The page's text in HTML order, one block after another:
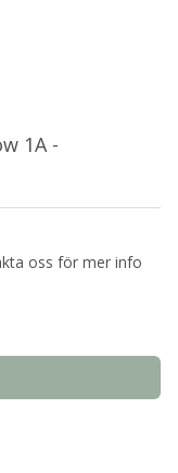
1A -
oss för mer info